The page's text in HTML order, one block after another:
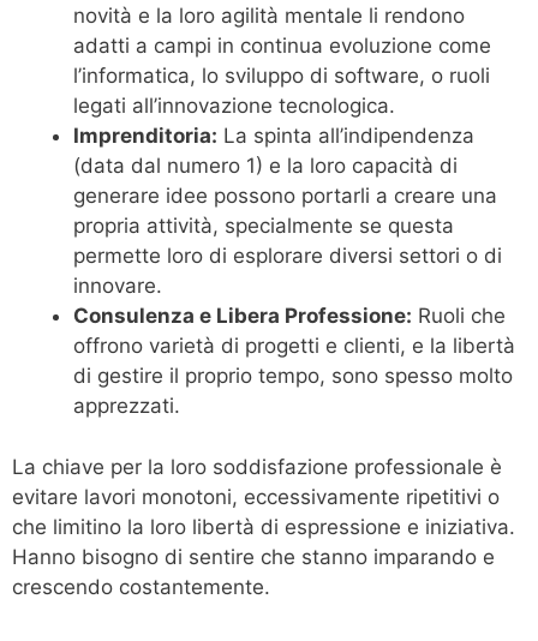
novità e la loro agilità mentale li rendono
adatti a campi in continua evoluzione come
l’informatica, lo sviluppo di software, o ruoli
legati all’innovazione tecnologica.
Imprenditoria: La spinta all’indipendenza
(data dal numero 1) e la loro capacità di
generare idee possono portarli a creare una
propria attività, specialmente se questa
permette loro di esplorare diversi settori o di
innovare.
Consulenza e Libera Professione: Ruoli che
offrono varietà di progetti e clienti, e la libertà
di gestire il proprio tempo, sono spesso molto
apprezzati.
La chiave per la loro soddisfazione professionale è
evitare lavori monotoni, eccessivamente ripetitivi o
che limitino la loro libertà di espressione e iniziativa.
Hanno bisogno di sentire che stanno imparando e
crescendo costantemente.